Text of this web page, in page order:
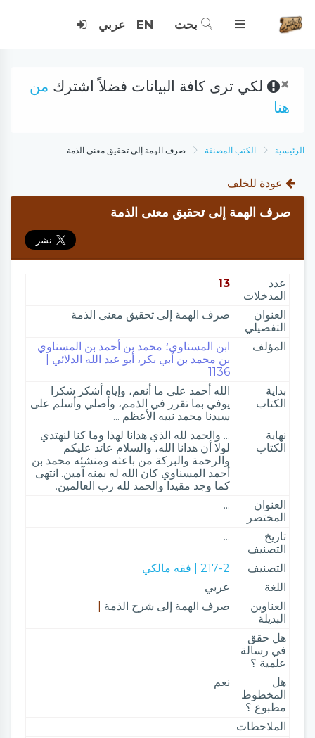
بحث EN عربي
× لكي ترى كافة البيانات فضلاً اشترك من
هنا
الرئيسية الكتب المصنفة صرف الهمة إلى تحقيق معنى الذمة
عودة للخلف
صرف الهمة إلى تحقيق معنى الذمة
عدد
المدخلات
13
العنوان
التفصيلي
صرف الهمة إلى تحقيق معنى الذمة
المؤلف
ابن المسناوي؛ محمد بن أحمد بن المسناوي
بن محمد بن أبي بكر، أبو عبد الله الدلائي |
1136
بداية
الكتاب
الله أحمد على ما أنعم، وإياه أشكر شكرا
يوفي بما تقرر في الذمم، وأصلي وأسلم على
سيدنا محمد نبيه الأعظم ...
نهاية
الكتاب
... والحمد لله الذي هدانا لهذا وما كنا لنهتدي
لولا أن هدانا الله، والسلام عائد عليكم
والرحمة والبركة من باعثه ومنشئه محمد بن
أحمد المسناوي كان الله له بمنه آمين. انتهى
كما وجد مقيدا والحمد لله رب العالمين.
العنوان
المختصر
...
تاريخ
التصنيف
...
التصنيف
217-2 | فقه مالكي
اللغة
عربي
العناوين
البديلة
صرف الهمة إلى شرح الذمة
هل حقق
في رسالة
علمية ؟
هل
المخطوط
مطبوع ؟
نعم
الملاحظات